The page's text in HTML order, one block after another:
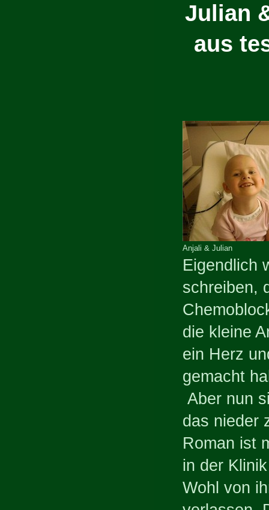
Julian
aus
Anjali & Julian
Eigendlich
schreiben,
die kleine
ein Herz
gemacht
Aber nun
das nieder
Roman ist
in der
Wohl von